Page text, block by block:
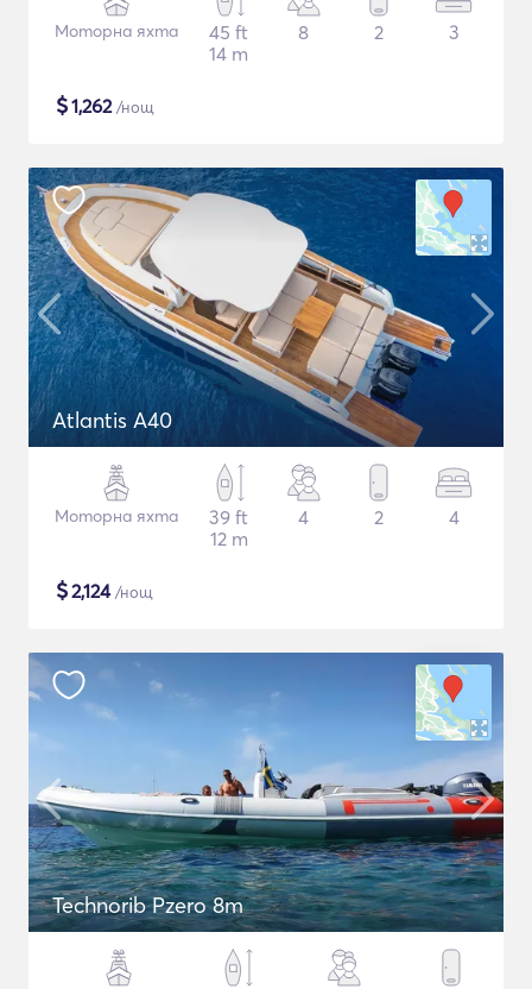
Моторна яхта
45 ft
14 m
8 2 3
$1,262/нощ
Atlantis A40
Моторна яхта
39 ft
12 m
4 2 4
$2,124/нощ
Technorib Pzero 8m